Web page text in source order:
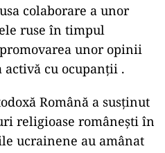
colaborare a unor
ruse în timpul
unor opinii
activă cu ocupanții .
Română a susținut
religioase românești în
ucrainene au amânat